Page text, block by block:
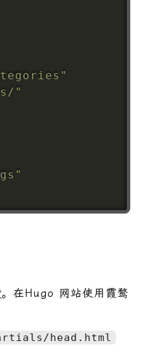
"
。在Hugo 网站使用霞鹜
head.html